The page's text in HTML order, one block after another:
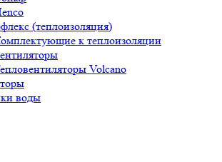
(теплоизоляция)
к теплоизоляции
Volcano
воды